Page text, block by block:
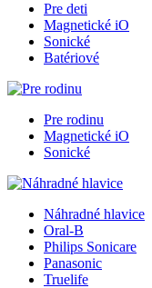
Pre deti
Magnetické iO
Sonické
Batériové
Pre rodinu
Magnetické iO
Sonické
Náhradné hlavice
Oral-B
Philips Sonicare
Panasonic
Truelife